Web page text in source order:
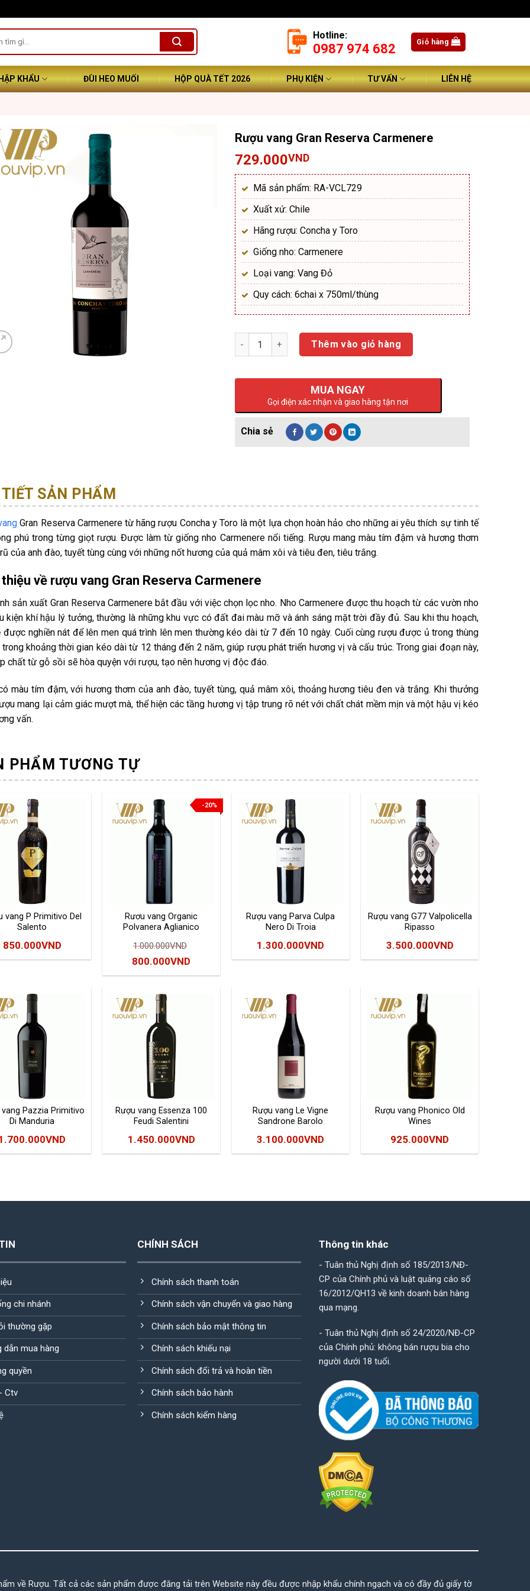
Hotline:
0987 974 682 Giỏ hàng
KHẨU ĐÙI HEO MUỐI HỘP QUÀ TẾT 2026 PHỤ KIỆN TƯ VẤN LIÊN HỆ
Rượu vang Gran Reserva Carmenere
729.000VND
Mã sản phẩm: RA-VCL729
Xuất xứ: Chile
Hãng rượu: Concha y Toro
Giống nho: Carmenere
Loại vang: Vang Đỏ
Quy cách: 6chai x 750ml/thùng
Số lượng Thêm vào giỏ hàng
MUA NGAY
Gọi điện xác nhận và giao hàng tận nơi
SẢN PHẨM
Gran Reserva Carmenere từ hãng rượu Concha y Toro là một lựa chọn hoàn hảo cho những ai yêu thích sự tinh tế
phú trong từng giọt rượu. Được làm từ giống nho Carmenere nổi tiếng. Rượu mang màu tím đậm và hương thơm
của anh đào, tuyết tùng cùng với những nốt hương của quả mâm xôi và tiêu đen, tiêu trắng.
về rượu vang Gran Reserva Carmenere
sản xuất Gran Reserva Carmenere bắt đầu với việc chọn lọc nho. Nho Carmenere được thu hoạch từ các vườn nho
kiện khí hậu lý tưởng, thường là những khu vực có đất đai màu mỡ và ánh sáng mặt trời đầy đủ. Sau khi thu hoạch,
được nghiền nát để lên men quá trình lên men thường kéo dài từ 7 đến 10 ngày. Cuối cùng rượu được ủ trong thùng
khoảng thời gian kéo dài từ 12 tháng đến 2 năm, giúp rượu phát triển hương vị và cấu trúc. Trong giai đoạn này,
chất từ gỗ sồi sẽ hòa quyện với rượu, tạo nên hương vị độc đáo.
màu tím đậm, với hương thơm của anh đào, tuyết tùng, quả mâm xôi, thoảng hương tiêu đen và trắng. Khi thưởng
mang lại cảm giác mượt mà, thể hiện các tầng hương vị tập trung rõ nét với chất chát mềm mịn và một hậu vị kéo
vấn.
PHẨM TƯƠNG TỰ
vang P Primitivo Del
Salento
850.000VND
-20%
Rươu vang Organic
Polvanera Aglianico
1.000.000VND
Giá
gốc
1.000.000VND.
800.000VND
hiện
Rượu vang Parva Culpa
Nero Di Troia
1.300.000VND
Rượu vang G77 Valpolicella
Ripasso
3.500.000VND
vang Pazzia Primitivo
Di Manduria
VND
Rượu vang Essenza 100
Feudi Salentini
1.450.000VND
Rượu vang Le Vigne
Sandrone Barolo
3.100.000VND
Rượu vang Phonico Old
Wines
925.000VND
chi nhánh
thường gặp
dẫn mua hàng
quyền
Ctv
CHÍNH SÁCH
Chính sách thanh toán
Chính sách vận chuyển và giao hàng
Chính sách bảo mật thông tin
Chính sách khiếu nại
Chính sách đổi trả và hoàn tiền
Chính sách bảo hành
Chính sách kiểm hàng
Thông tin khác
- Tuân thủ Nghị định số 185/2013/NĐ-
CP của Chính phủ và luật quảng cáo số
16/2012/QH13 về kinh doanh bán hàng
qua mạng.
- Tuân thủ Nghị định số 24/2020/NĐ-CP
của Chính phủ: không bán rượu bia cho
người dưới 18 tuổi.
về Rượu. Tất cả các sản phẩm được đăng tải trên Website này đều được nhập khẩu chính ngạch và có đầy đủ giấy tờ